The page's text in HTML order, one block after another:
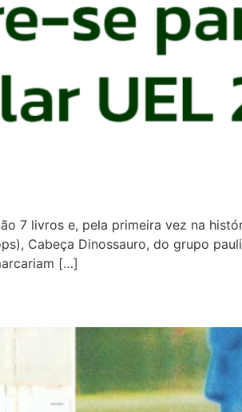
7 livros e, pela primeira vez na
Cabeça Dinossauro, do grupo
[…]